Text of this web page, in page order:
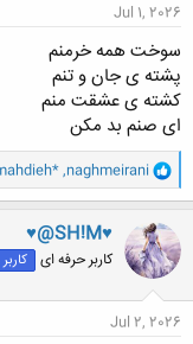
Jul 1, 2026
سوخت همه خرمنم
پشته ی جان و تنم
کشته ی عشقت منم
ای صنم بد مکن
و
ا
ک
ن
ش
ه
ا
naghmeirani
,
♥@SH!M♥
کاربر حرفه ای
Jul 2, 2026